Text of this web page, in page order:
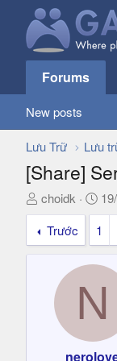
Forums
New posts
Lưu Trữ Lưu
[Share]
T
h
e
choidk
N
g
à
y
g
Trước
1
N